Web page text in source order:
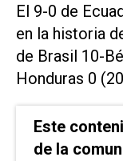
El 9-0 de
en la historia
de Brasil 10-
Honduras 0
Este
de la